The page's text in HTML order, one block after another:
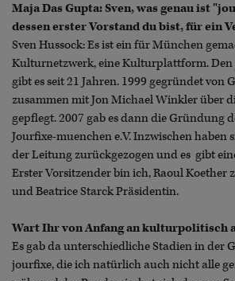
Maja Das Gupta: Sven, was genau ist
dessen erster Vorstand du bist, für ein
Sven Hussock: Es ist ein für München
Kulturnetzwerk, eine Kulturplattform.
gibt es seit 21 Jahren. 1999 gegründet von
zusammen mit Jon Michael Winkler über
gepflegt. 2007 gab es dann die Gründung
Jourfixe-muenchen e.V. Inzwischen haben
der Leitung zurückgezogen und es gibt
Erster Vorsitzender bin ich, Raoul Koether
und Beatrice Starck Präsidentin.
Wart Ihr von Anfang an kulturpolitisch
Es gab da unterschiedliche Stadien in der
jourfixe, die ich natürlich auch nicht alle